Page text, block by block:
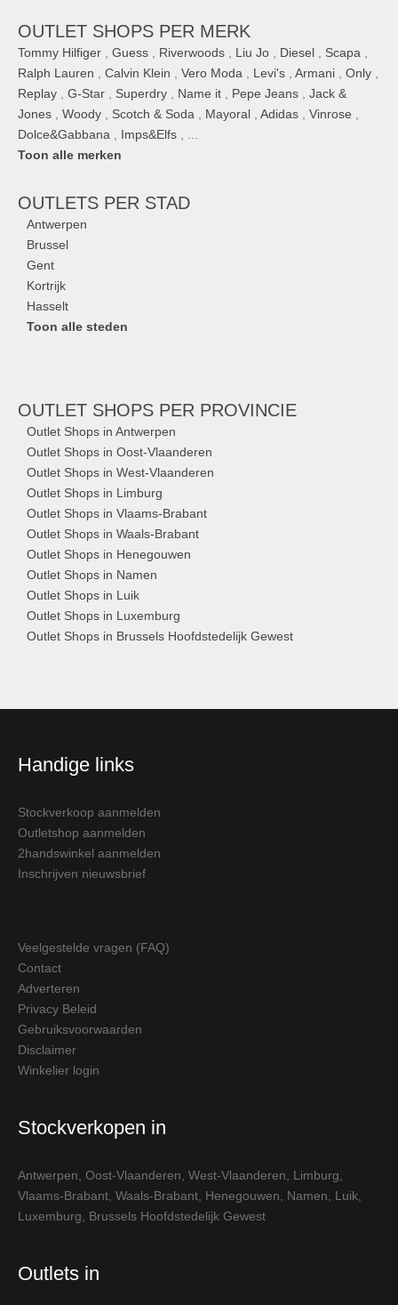
OUTLET SHOPS PER MERK
Tommy Hilfiger Guess Riverwoods Liu Jo Diesel Scapa
Ralph Lauren
Calvin Klein Vero Moda Levi's Armani Only
Replay
G-Star Superdry Name it Pepe Jeans
Jack &
Jones
Woody Scotch & Soda Mayoral Adidas Vinrose
Dolce&Gabbana
Imps&Elfs
Toon alle merken
OUTLETS PER STAD
Antwerpen
Brussel
Gent
Kortrijk
Hasselt
Toon alle steden
OUTLET SHOPS PER PROVINCIE
Outlet Shops in Antwerpen
Outlet Shops in Oost-Vlaanderen
Outlet Shops in West-Vlaanderen
Outlet Shops in Limburg
Outlet Shops in Vlaams-Brabant
Outlet Shops in Waals-Brabant
Outlet Shops in Henegouwen
Outlet Shops in Namen
Outlet Shops in Luik
Outlet Shops in Luxemburg
Outlet Shops in Brussels Hoofdstedelijk Gewest
Handige links
Stockverkoop aanmelden
Outletshop aanmelden
2handswinkel aanmelden
Inschrijven nieuwsbrief
Veelgestelde vragen (FAQ)
Contact
Adverteren
Privacy Beleid
Gebruiksvoorwaarden
Disclaimer
Winkelier login
Stockverkopen in
Antwerpen Oost-Vlaanderen West-Vlaanderen Limburg
Vlaams-Brabant Waals-Brabant Henegouwen Namen Luik
Luxemburg
Brussels Hoofdstedelijk Gewest
Outlets in